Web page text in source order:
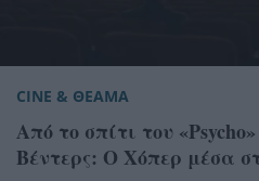
CINE & ΘΕΑΜΑ
Από το σπίτι του
Βέντερς: Ο Χόπερ μέσα